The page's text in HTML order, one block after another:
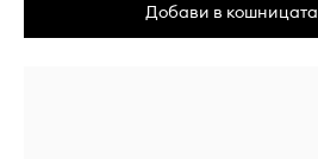
Добави в кошницата